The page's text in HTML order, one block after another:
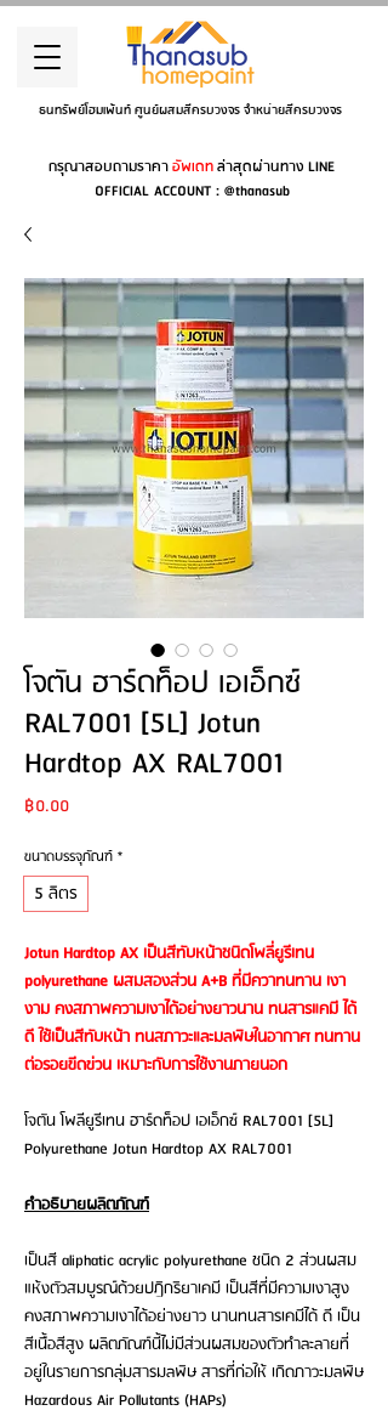
ธนทรัพย์โฮมเพ้นท์ ศูนย์ผสมสีครบวงจร จำหน่ายสีครบวงจร
กรุณาสอบถามราคาอัพเดทล่าสุดผ่านทาง LINE
OFFICIAL ACCOUNT : @thanasub
โจตัน ฮาร์ดท็อป เอเอ็กซ์
RAL7001 [5L] Jotun
Hardtop AX RAL7001
฿0.00Price
ขนาดบรรจุภัณฑ์ *
5 ลิตร
Jotun Hardtop AX เป็นสีทับหน้าชนิดโพลี่ยูรีเทน
polyurethane ผสมสองส่วน A+B ที่มีควาทนทาน เงา
งาม คงสภาพความเงาได้อย่างยาวนาน ทนสารแคมี ได้
ดี ใช้เป็นสีทับหน้า ทนสภาวะและมลพิษในอากาศ ทนทาน
ต่อรอยขีดข่วน เหมาะกับการใช้งานภายนอก
โจตัน โพลียูรีเทน ฮาร์ดท็อป เอเอ็กซ์ RAL7001 [5L]
Polyurethane Jotun Hardtop AX RAL7001
คำอธิบายผลิตภัณฑ์
เป็นสี aliphatic acrylic polyurethane ชนิด 2 ส่วนผสม
แห้งตัวสมบูรณ์ด้วยปฏิกริยาเคมี เป็นสีที่มีความเงาสูง
คงสภาพความเงาได้อย่างยาว นานทนสารเคมีได้ ดี เป็น
สีเนื้อสีสูง ผลิตภัณฑ์นี้ไม่มีส่วนผสมของตัวทําละลายที่
อยู่ในรายการกลุ่มสารมลพิษ สารที่ก่อให้ เกิดภาวะมลพิษ
Hazardous Air Pollutants (HAPs)